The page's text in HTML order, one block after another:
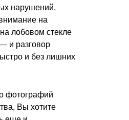
нарушений,
на
лобовом стекле
и разговор
и без лишних
фотографий
Вы хотите